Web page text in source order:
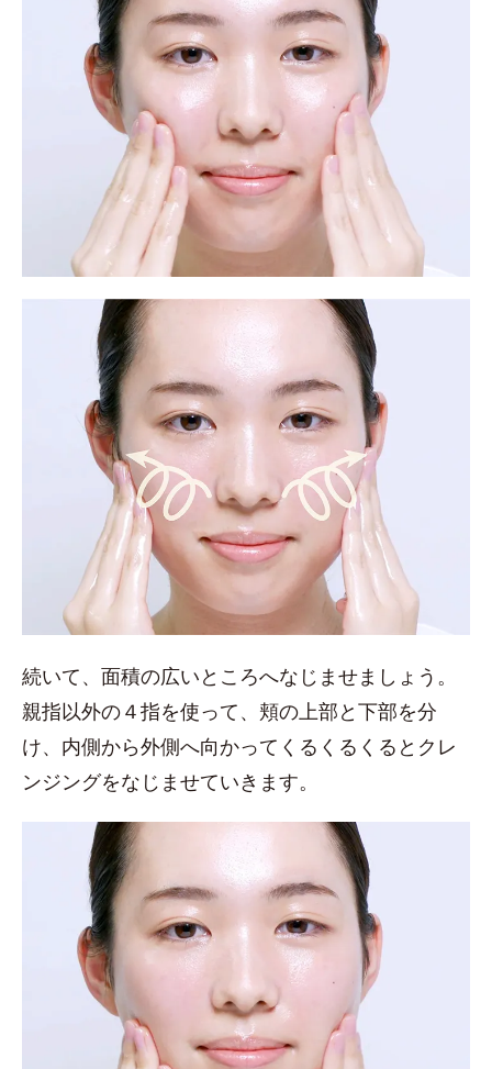
続いて、面積の広いところへなじませましょう。
親指以外の４指を使って、頬の上部と下部を分
け、内側から外側へ向かってくるくるくるとクレ
ンジングをなじませていきます。